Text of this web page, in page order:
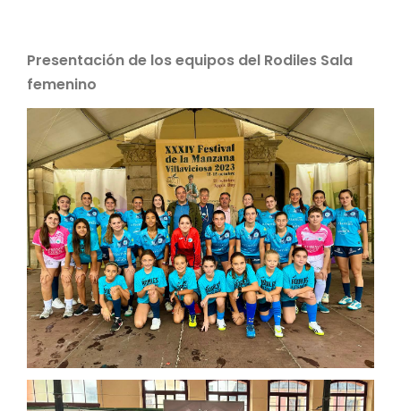
Presentación de los equipos del Rodiles Sala
femenino